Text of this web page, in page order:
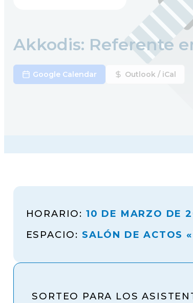
Akkodis: Referente
Google Calendar Outlook / iCal
HORARIO: 10 DE MARZO DE
ESPACIO: SALÓN DE ACTOS
SORTEO PARA LOS